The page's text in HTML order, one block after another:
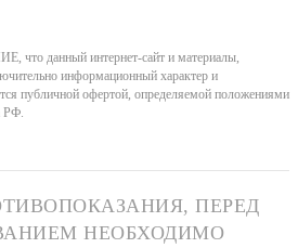
данный интернет-сайт и материалы,
информационный характер и
публичной офертой, определяемой положениями
РФ.
ПЕРЕД
НЕОБХОДИМО